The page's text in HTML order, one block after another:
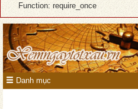
Function: require_once
Danh mục